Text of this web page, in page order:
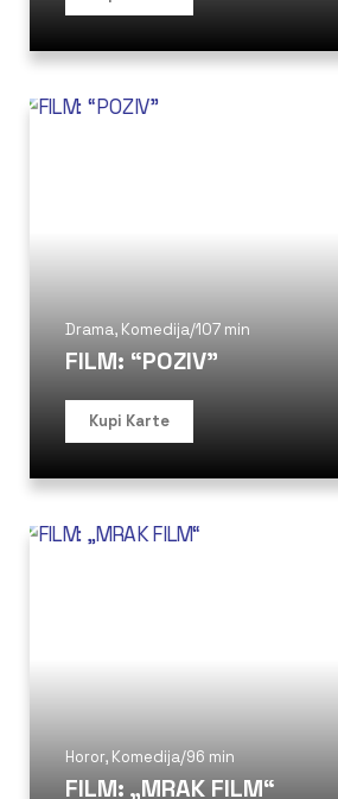
Drama, Komedija/107 min
FILM: “POZIV”
Kupi Karte
Horor, Komedija/96 min
FILM: „MRAK FILM“